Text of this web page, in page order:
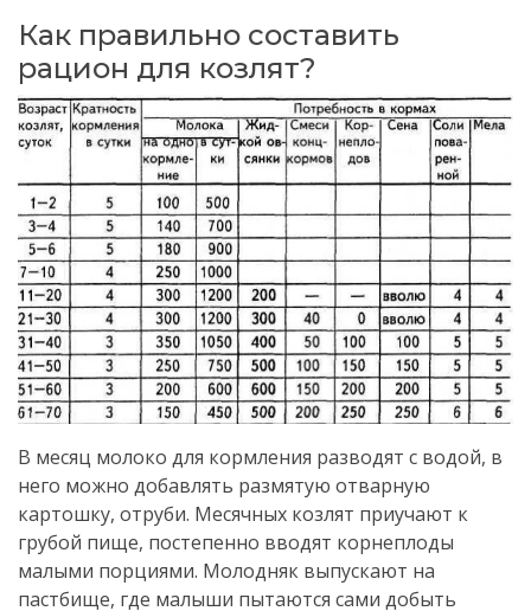
Как правильно составить
рацион для козлят?
В месяц молоко для кормления разводят с водой, в
него можно добавлять размятую отварную
картошку, отруби. Месячных козлят приучают к
грубой пище, постепенно вводят корнеплоды
малыми порциями. Молодняк выпускают на
пастбище, где малыши пытаются сами добыть